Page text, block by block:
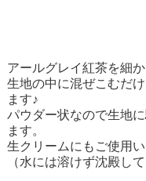
アールグレイ紅茶を細
生地の中に混ぜこむだ
ます♪
パウダー状なので生地
ます。
生クリームにもご使用い
（水には溶けず沈殿し